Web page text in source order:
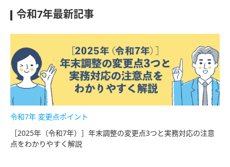
令和7年最新記事
令和7年 変更点ポイント
［2025年（令和7年）］年末調整の変更点3つと実務対応の注意
点をわかりやすく解説